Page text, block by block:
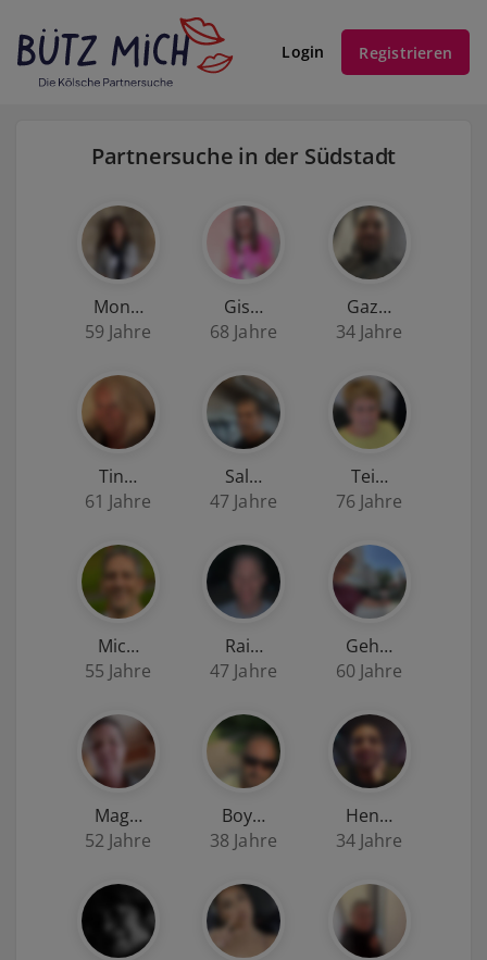
Login Registrieren
Partnersuche in der Südstadt
Mon…
59 Jahre
Gis…
68 Jahre
Gaz…
34 Jahre
Tin…
61 Jahre
Sal…
47 Jahre
Tei…
76 Jahre
Mic…
55 Jahre
Rai…
47 Jahre
Geh…
60 Jahre
Mag…
52 Jahre
Boy…
38 Jahre
Hen…
34 Jahre